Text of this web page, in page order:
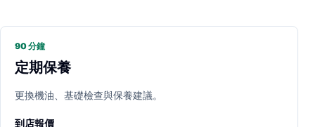
90 分鐘
定期保養
更換機油、基礎檢查與保養建議。
到店報價